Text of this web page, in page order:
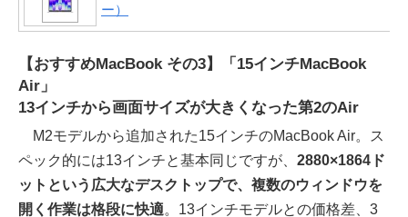
ー）
【おすすめMacBook その3】「15インチMacBook
Air」
13インチから画面サイズが大きくなった第2のAir
M2モデルから追加された15インチのMacBook Air。ス
ペック的には13インチと基本同じですが、 2880×1864ド
ットという広大なデスクトップで、複数のウィンドウを
開く作業は格段に快適。13インチモデルとの価格差、3